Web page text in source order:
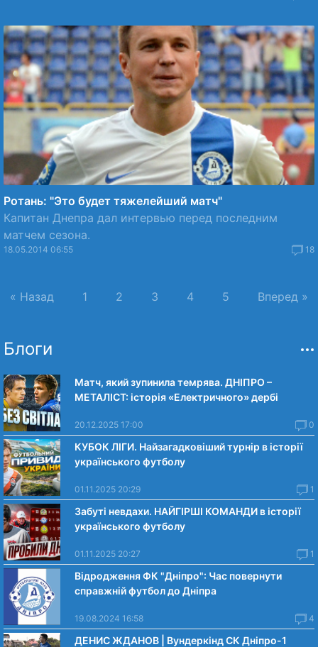
Ротань: "Это будет тяжелейший матч"
Капитан Днепра дал интервью перед последним
матчем сезона.
18.05.2014 06:55 18
« Назад 1 2 3 4 5 Вперед »
Блоги
Матч, який зупинила темрява. ДНІПРО –
МЕТАЛІСТ: історія «Електричного» дербі
20.12.2025 17:00 0
КУБОК ЛІГИ. Найзагадковіший турнір в історії
українського футболу
01.11.2025 20:29 1
Забуті невдахи. НАЙГІРШІ КОМАНДИ в історії
українського футболу
01.11.2025 20:27 1
Відродження ФК "Дніпро": Час повернути
справжній футбол до Дніпра
19.08.2024 16:58 4
ДЕНИС ЖДАНОВ | Вундеркінд СК Дніпро-1